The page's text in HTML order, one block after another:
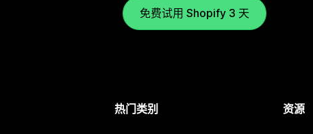
免费试用 Shopify 3 天
热门类别 资源